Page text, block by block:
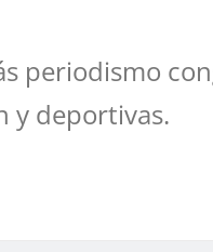
periodismo
y deportivas.